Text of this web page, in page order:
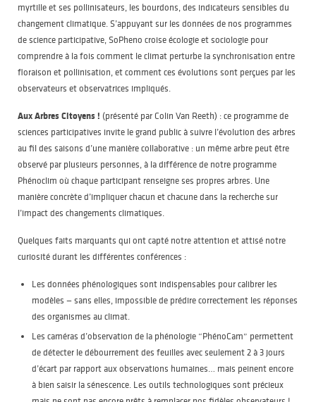
myrtille et ses pollinisateurs, les bourdons, des indicateurs sensibles du
changement climatique. S’appuyant sur les données de nos programmes
de science participative, SoPheno croise écologie et sociologie pour
comprendre à la fois comment le climat perturbe la synchronisation entre
floraison et pollinisation, et comment ces évolutions sont perçues par les
observateurs et observatrices impliqués.
Aux Arbres Citoyens ! (présenté par Colin Van Reeth) : ce programme de
sciences participatives invite le grand public à suivre l’évolution des arbres
au fil des saisons d’une manière collaborative : un même arbre peut être
observé par plusieurs personnes, à la différence de notre programme
Phénoclim où chaque participant renseigne ses propres arbres. Une
manière concrète d’impliquer chacun et chacune dans la recherche sur
l’impact des changements climatiques.
Quelques faits marquants qui ont capté notre attention et attisé notre
curiosité durant les différentes conférences :
Les données phénologiques sont indispensables pour calibrer les
modèles — sans elles, impossible de prédire correctement les réponses
des organismes au climat.
Les caméras d’observation de la phénologie “PhénoCam” permettent
de détecter le débourrement des feuilles avec seulement 2 à 3 jours
d’écart par rapport aux observations humaines… mais peinent encore
à bien saisir la sénescence. Les outils technologiques sont précieux